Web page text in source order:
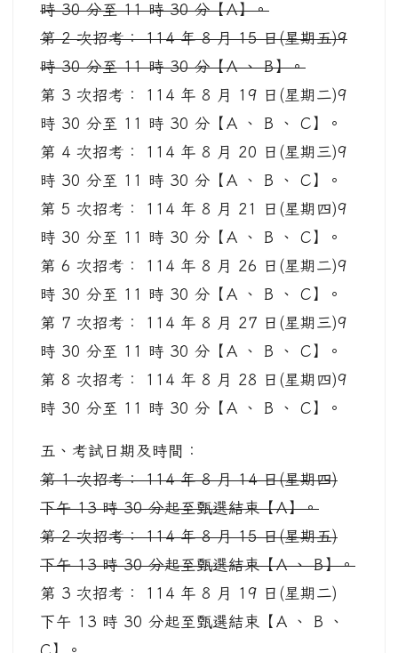
時 30 分至 11 時 30 分【A】。
第 2 次招考： 114 年 8 月 15 日(星期五)9
時 30 分至 11 時 30 分【A 、 B】。
第 3 次招考： 114 年 8 月 19 日(星期二)9
時 30 分至 11 時 30 分【A 、 B 、 C】。
第 4 次招考： 114 年 8 月 20 日(星期三)9
時 30 分至 11 時 30 分【A 、 B 、 C】。
第 5 次招考： 114 年 8 月 21 日(星期四)9
時 30 分至 11 時 30 分【A 、 B 、 C】。
第 6 次招考： 114 年 8 月 26 日(星期二)9
時 30 分至 11 時 30 分【A 、 B 、 C】。
第 7 次招考： 114 年 8 月 27 日(星期三)9
時 30 分至 11 時 30 分【A 、 B 、 C】。
第 8 次招考： 114 年 8 月 28 日(星期四)9
時 30 分至 11 時 30 分【A 、 B 、 C】。
五、考試日期及時間：
第 1 次招考： 114 年 8 月 14 日(星期四)
下午 13 時 30 分起至甄選結束【A】。
第 2 次招考： 114 年 8 月 15 日(星期五)
下午 13 時 30 分起至甄選結束【A 、 B】。
第 3 次招考： 114 年 8 月 19 日(星期二)
下午 13 時 30 分起至甄選結束【A 、 B 、
C】。